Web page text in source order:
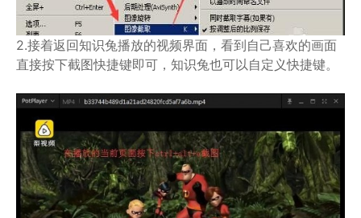
2.接着返回知识兔播放的视频界面，看到自己喜欢的画面
直接按下截图快捷键即可，知识兔也可以自定义快捷键。